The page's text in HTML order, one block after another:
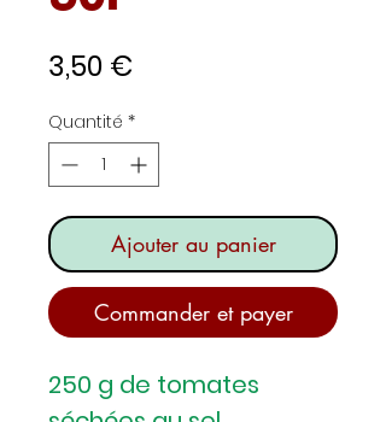
3,50 €
Quantité *
Ajouter au panier
Commander et payer
250 g de tomates